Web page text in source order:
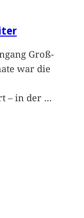
Groß-
war die
– in der …